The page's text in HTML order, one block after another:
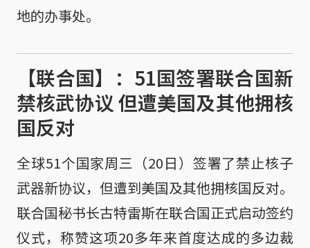
地的办事处。
【联合国】：51国签署联合国新
禁核武协议 但遭美国及其他拥核
国反对
全球51个国家周三（20日）签署了禁止核子
武器新协议，但遭到美国及其他拥核国反对。
联合国秘书长古特雷斯在联合国正式启动签约
仪式，称赞这项20多年来首度达成的多边裁